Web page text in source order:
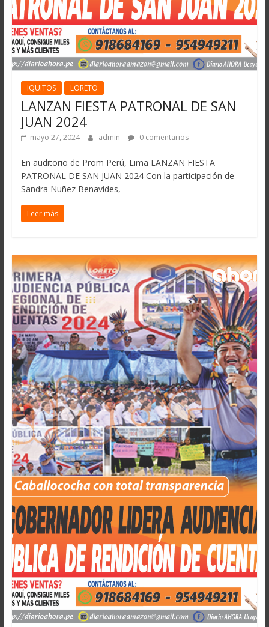
IQUITOS LORETO
LANZAN FIESTA PATRONAL DE SAN
JUAN 2024
mayo 27, 2024 admin 0 comentarios
En auditorio de Prom Perú, Lima LANZAN FIESTA
PATRONAL DE SAN JUAN 2024 Con la participación de
Sandra Nuñez Benavides,
Leer más